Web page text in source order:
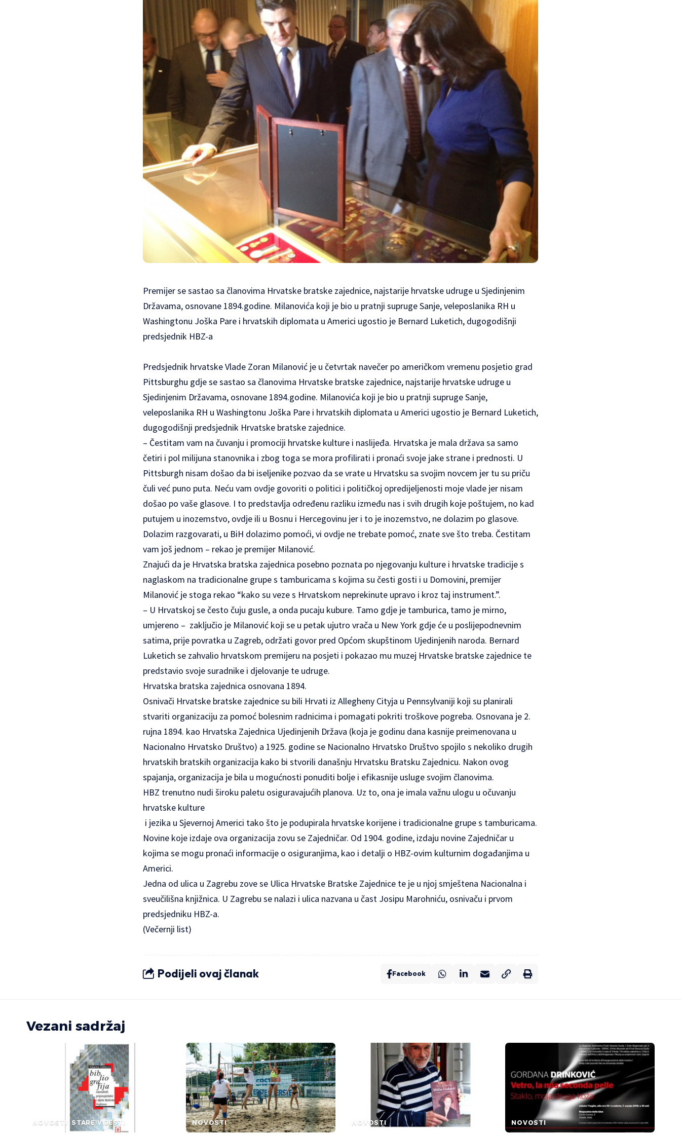
Premijer se sastao sa članovima Hrvatske bratske zajednice, najstarije hrvatske udruge u Sjedinjenim
Državama, osnovane 1894.godine. Milanovića koji je bio u pratnji supruge Sanje, veleposlanika RH u
Washingtonu Joška Pare i hrvatskih diplomata u Americi ugostio je Bernard Luketich, dugogodišnji
predsjednik HBZ-a
Predsjednik hrvatske Vlade Zoran Milanović je u četvrtak navečer po američkom vremenu posjetio grad
Pittsburghu gdje se sastao sa članovima Hrvatske bratske zajednice, najstarije hrvatske udruge u
Sjedinjenim Državama, osnovane 1894.godine. Milanovića koji je bio u pratnji supruge Sanje,
veleposlanika RH u Washingtonu Joška Pare i hrvatskih diplomata u Americi ugostio je Bernard Luketich,
dugogodišnji predsjednik Hrvatske bratske zajednice.
– Čestitam vam na čuvanju i promociji hrvatske kulture i naslijeđa. Hrvatska je mala država sa samo
četiri i pol milijuna stanovnika i zbog toga se mora profilirati i pronaći svoje jake strane i prednosti. U
Pittsburgh nisam došao da bi iseljenike pozvao da se vrate u Hrvatsku sa svojim novcem jer tu su priču
čuli već puno puta. Neću vam ovdje govoriti o politici i političkoj opredijeljenosti moje vlade jer nisam
došao po vaše glasove. I to predstavlja određenu razliku između nas i svih drugih koje poštujem, no kad
putujem u inozemstvo, ovdje ili u Bosnu i Hercegovinu jer i to je inozemstvo, ne dolazim po glasove.
Dolazim razgovarati, u BiH dolazimo pomoći, vi ovdje ne trebate pomoć, znate sve što treba. Čestitam
vam još jednom – rekao je premijer Milanović.
Znajući da je Hrvatska bratska zajednica posebno poznata po njegovanju kulture i hrvatske tradicije s
naglaskom na tradicionalne grupe s tamburicama s kojima su česti gosti i u Domovini, premijer
Milanović je stoga rekao “kako su veze s Hrvatskom neprekinute upravo i kroz taj instrument.”.
– U Hrvatskoj se često čuju gusle, a onda pucaju kubure. Tamo gdje je tamburica, tamo je mirno,
umjereno – zaključio je Milanović koji se u petak ujutro vrača u New York gdje će u poslijepodnevnim
satima, prije povratka u Zagreb, održati govor pred Općom skupštinom Ujedinjenih naroda. Bernard
Luketich se zahvalio hrvatskom premijeru na posjeti i pokazao mu muzej Hrvatske bratske zajednice te
predstavio svoje suradnike i djelovanje te udruge.
Hrvatska bratska zajednica osnovana 1894.
Osnivači Hrvatske bratske zajednice su bili Hrvati iz Allegheny Cityja u Pennsylvaniji koji su planirali
stvariti organizaciju za pomoć bolesnim radnicima i pomagati pokriti troškove pogreba. Osnovana je 2.
rujna 1894. kao Hrvatska Zajednica Ujedinjenih Država (koja je godinu dana kasnije preimenovana u
Nacionalno Hrvatsko Društvo) a 1925. godine se Nacionalno Hrvatsko Društvo spojilo s nekoliko drugih
hrvatskih bratskih organizacija kako bi stvorili današnju Hrvatsku Bratsku Zajednicu. Nakon ovog
spajanja, organizacija je bila u mogućnosti ponuditi bolje i efikasnije usluge svojim članovima.
HBZ trenutno nudi široku paletu osiguravajućih planova. Uz to, ona je imala važnu ulogu u očuvanju
hrvatske kulture
i jezika u Sjevernoj Americi tako što je podupirala hrvatske korijene i tradicionalne grupe s tamburicama.
Novine koje izdaje ova organizacija zovu se Zajedničar. Od 1904. godine, izdaju novine Zajedničar u
kojima se mogu pronaći informacije o osiguranjima, kao i detalji o HBZ-ovim kulturnim događanjima u
Americi.
Jedna od ulica u Zagrebu zove se Ulica Hrvatske Bratske Zajednice te je u njoj smještena Nacionalna i
sveučilišna knjižnica. U Zagrebu se nalazi i ulica nazvana u čast Josipu Marohniću, osnivaču i prvom
predsjedniku HBZ-a.
(Večernji list)
Podijeli ovaj članak Facebook
Vezani sadržaj
NOVOSTI STARE VIJESTI NOVOSTI NOVOSTI NOVOSTI